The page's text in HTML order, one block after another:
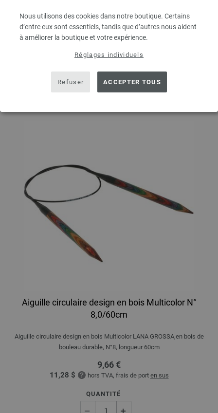
Nous utilisons des cookies dans notre boutique. Certains
d’entre eux sont essentiels, tandis que d’autres nous aident
à améliorer la boutique et votre expérience.
Réglages individuels
Refuser ACCEPTER TOUS
Aiguille circulaire design en bois Multicolor N°
8,0/60cm
Aiguille circulaire design en bois Multicolor LANA GROSSA,en bois de
bouleau durable, N°8, longueur 60cm
9,66 €
11,28 $ hors TVA, frais de port en sus
QUANTITÉ